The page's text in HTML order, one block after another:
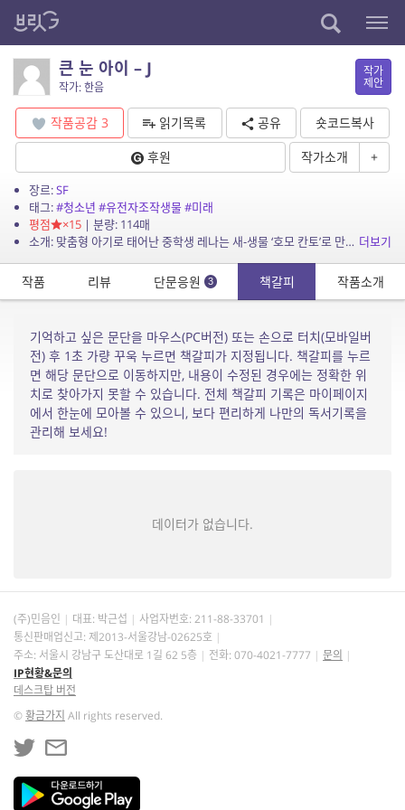
큰 눈 아이 – J
작가: 한음
작가
제안
작품공감 3 읽기목록 공유
숏코드복사
후원
작가소개 +
장르:SF
태그:#청소년 #유전자조작생물#미래
평점
×15| 분량: 114매
소개: 맞춤형 아기로 태어난 중학생 레나는 새-생물 ‘호모 칸토’로 만들어진 실험체 J-198를 만난다. – 부드러울 줄 알았던 육질은 질겼고, 에이드는 시기만 했다. 지긋지긋... 더보기
작품 리뷰 단문응원 3 책갈피 작품소개
기억하고 싶은 문단을 마우스(PC버전) 또는 손으로 터치(모바일버
전) 후 1초 가량 꾸욱 누르면 책갈피가 지정됩니다. 책갈피를 누르
면 해당 문단으로 이동하지만, 내용이 수정된 경우에는 정확한 위
치로 찾아가지 못할 수 있습니다. 전체 책갈피 기록은 마이페이지
에서 한눈에 모아볼 수 있으니, 보다 편리하게 나만의 독서기록을
관리해 보세요!
데이터가 없습니다.
(주)민음인 대표: 박근섭 사업자번호: 211-88-33701
통신판매업신고: 제2013-서울강남-02625호
주소: 서울시 강남구 도산대로 1길 62 5층
전화: 070-4021-7777
문의
IP현황&문의
데스크탑 버전
©황금가지 All rights reserved.